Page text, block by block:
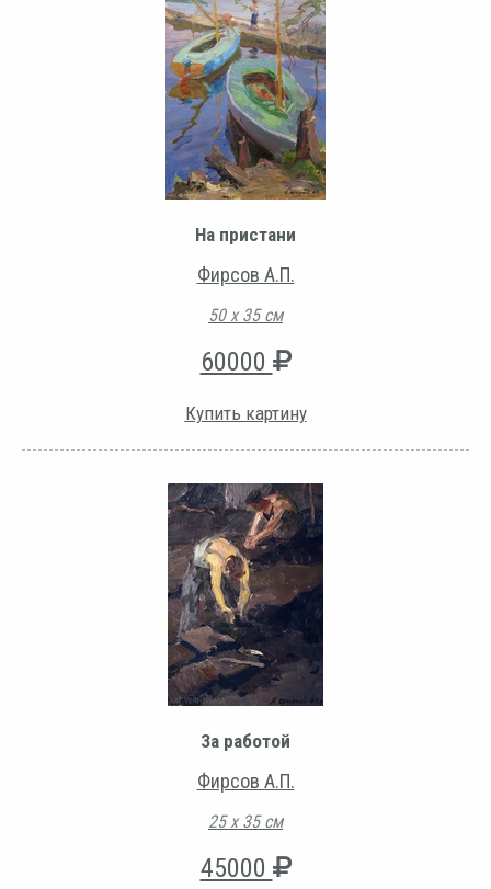
На пристани
Фирсов А.П.
50 х 35 см
60000
Купить картину
За работой
Фирсов А.П.
25 х 35 см
45000